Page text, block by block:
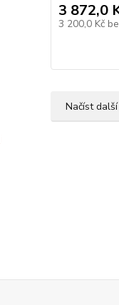
3 872,0
3 200,0 Kč
Načíst